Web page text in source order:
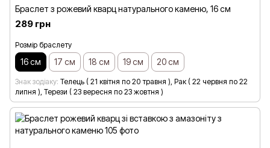
Браслет з рожевий кварц натурального каменю, 16 см
289 грн
Розмір браслету
16 см 17 см 18 см 19 см 20 см
Знак зодіаку Телець ( 21 квітня по 20 травня ), Рак ( 22 червня по 22
липня ), Терези ( 23 вересня по 23 жовтня )